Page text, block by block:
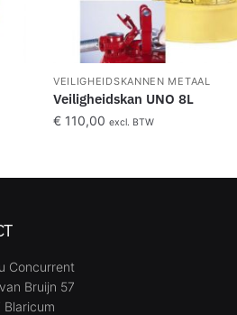
VEILIGHEIDSKANNEN METAAL
Veiligheidskan UNO 8L
€110,00 excl. BTW
Concurrent
Bruijn 57
Blaricum